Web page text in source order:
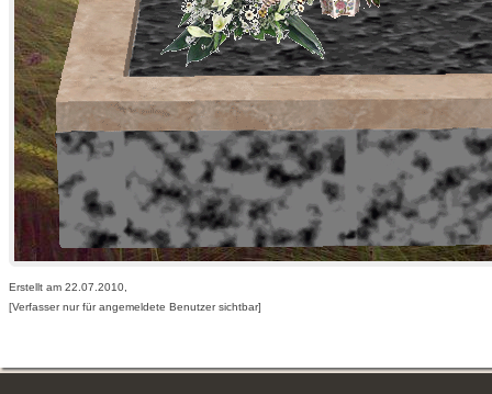
Erstellt am 22.07.2010,
[Verfasser nur für angemeldete Benutzer sichtbar]